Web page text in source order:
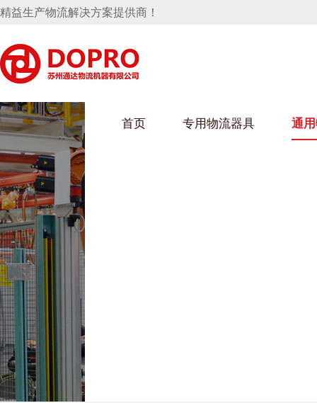
精益生产物流解决方案提供商！
首页 专用物流器具
葫芦娃下载最污架
盘 保险杠料架
冲压件料架
仪表盘料架
消声器料架
通
车
料架
桶水箱支架
行业
行业